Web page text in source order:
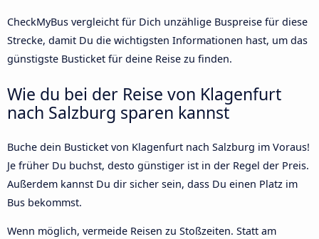
CheckMyBus vergleicht für Dich unzählige Buspreise für diese
Strecke, damit Du die wichtigsten Informationen hast, um das
günstigste Busticket für deine Reise zu finden.
Wie du bei der Reise von Klagenfurt
nach Salzburg sparen kannst
Buche dein Busticket von Klagenfurt nach Salzburg im Voraus!
Je früher Du buchst, desto günstiger ist in der Regel der Preis.
Außerdem kannst Du dir sicher sein, dass Du einen Platz im
Bus bekommst.
Wenn möglich, vermeide Reisen zu Stoßzeiten. Statt am